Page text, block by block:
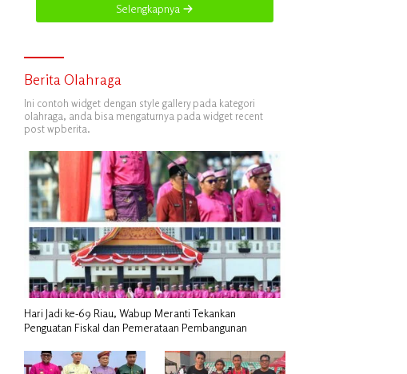
Selengkapnya
Berita Olahraga
Ini contoh widget dengan style gallery pada kategori
olahraga, anda bisa mengaturnya pada widget recent
post wpberita.
Hari Jadi ke-69 Riau, Wabup Meranti Tekankan
Penguatan Fiskal dan Pemerataan Pembangunan